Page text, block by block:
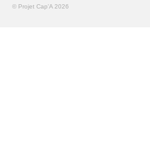
© Projet Cap'A 2026